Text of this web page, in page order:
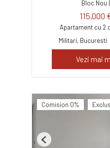
Bloc Nou
115,000
Apartament cu 2
Militari, Bucuresti
Vezi mai
Comision 0%
Previous